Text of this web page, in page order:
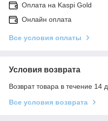
Оплата на Kaspi Gold
Онлайн оплата
Все условия оплаты
Условия возврата
Возврат товара в течение 14
Все условия возврата